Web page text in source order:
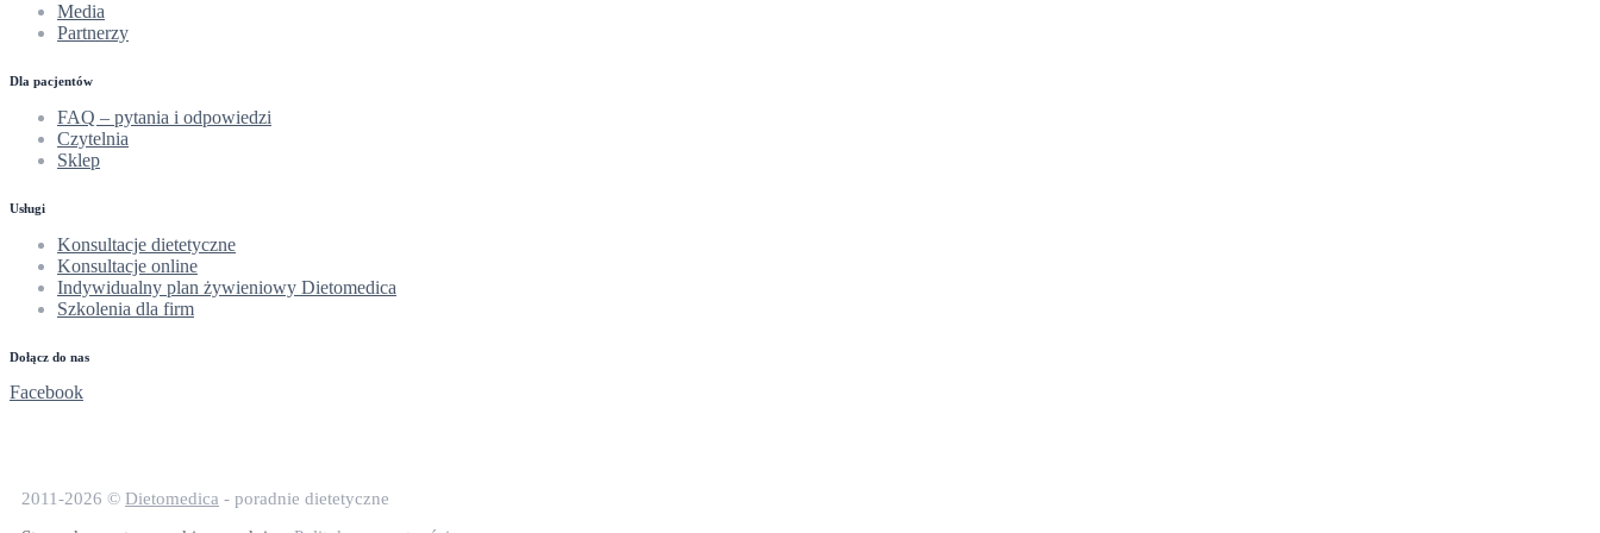
Media
Partnerzy
Dla pacjentów
FAQ – pytania i odpowiedzi
Czytelnia
Sklep
Usługi
Konsultacje dietetyczne
Konsultacje online
Indywidualny plan żywieniowy Dietomedica
Szkolenia dla firm
Dołącz do nas
Facebook
2011-2026 © Dietomedica - poradnie dietetyczne